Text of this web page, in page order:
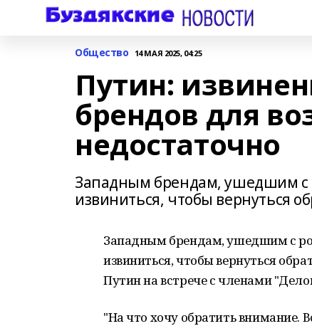
Общество 14 МАЯ 2025, 04:25
Путин:
брендов для
недостаточно
Западным брендам, ушедшим с
извиниться, чтобы вернуться
Западным брендам, ушедшим с
извиниться, чтобы вернуться
Путин на встрече с членами
"На что хочу обратить внимание.